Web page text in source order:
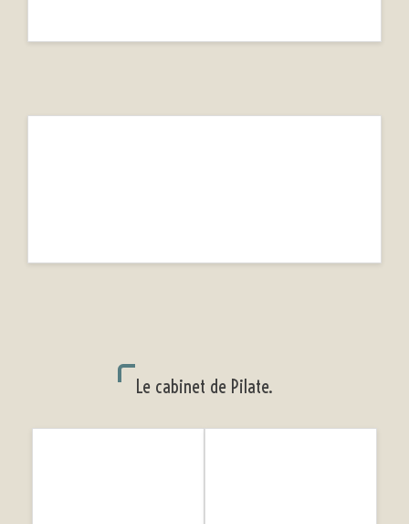
Le cabinet de Pilate.